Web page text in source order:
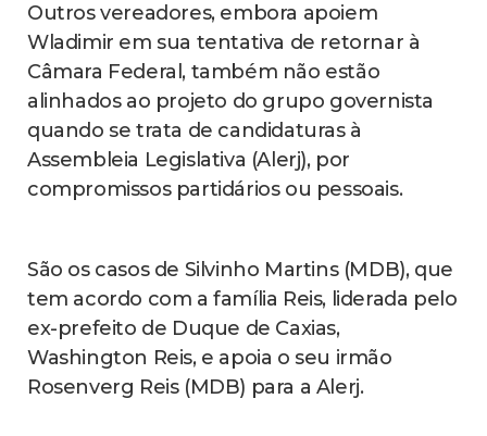
Outros vereadores, embora apoiem
Wladimir em sua tentativa de retornar à
Câmara Federal, também não estão
alinhados ao projeto do grupo governista
quando se trata de candidaturas à
Assembleia Legislativa (Alerj), por
compromissos partidários ou pessoais.
São os casos de Silvinho Martins (MDB), que
tem acordo com a família Reis, liderada pelo
ex-prefeito de Duque de Caxias,
Washington Reis, e apoia o seu irmão
Rosenverg Reis (MDB) para a Alerj.